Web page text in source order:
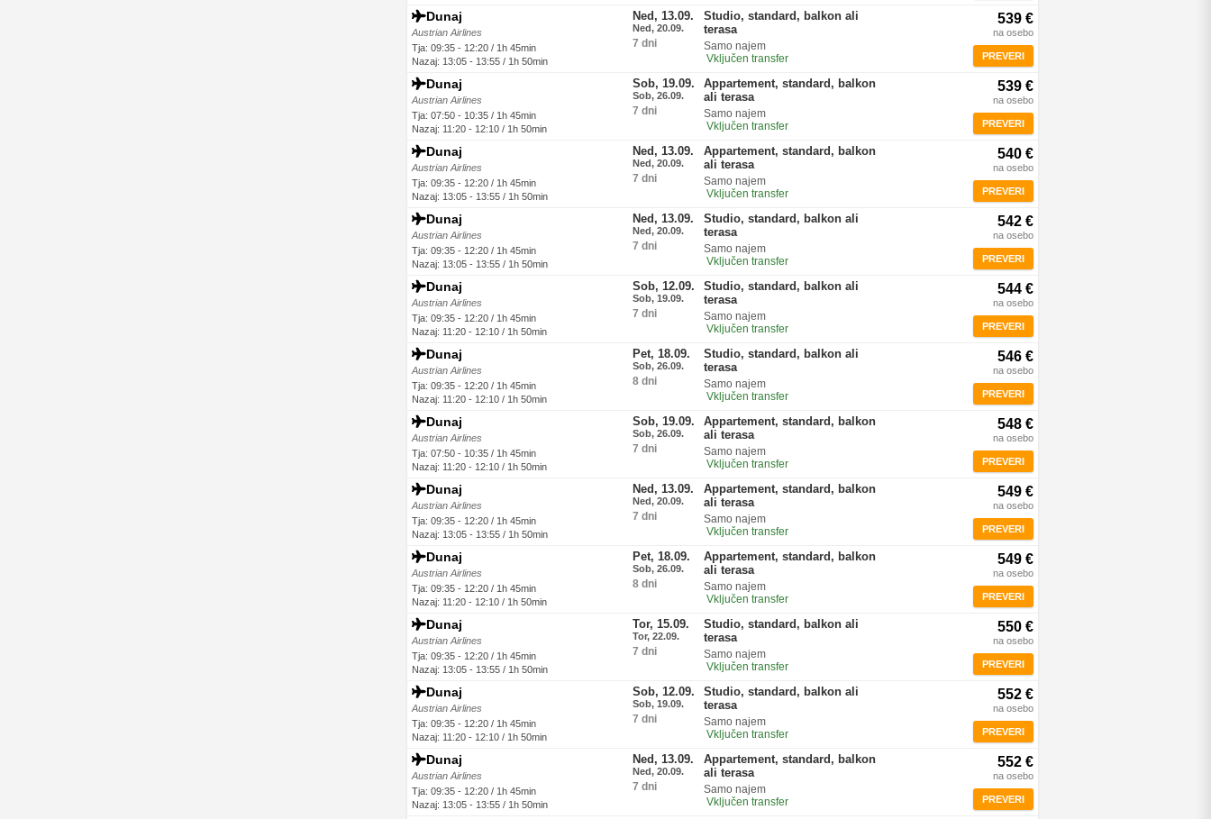
Dunaj
Austrian Airlines
Tja: 09:35 - 12:20 / 1h 45min
Nazaj: 13:05 - 13:55 / 1h 50min
Ned, 13.09.
Ned, 20.09.
7 dni
Studio, standard, balkon ali
terasa
Samo najem
Vključen transfer
539 €
na osebo
PREVERI
Dunaj
Austrian Airlines
Tja: 07:50 - 10:35 / 1h 45min
Nazaj: 11:20 - 12:10 / 1h 50min
Sob, 19.09.
Sob, 26.09.
7 dni
Appartement, standard, balkon
ali terasa
Samo najem
Vključen transfer
539 €
na osebo
PREVERI
Dunaj
Austrian Airlines
Tja: 09:35 - 12:20 / 1h 45min
Nazaj: 13:05 - 13:55 / 1h 50min
Ned, 13.09.
Ned, 20.09.
7 dni
Appartement, standard, balkon
ali terasa
Samo najem
Vključen transfer
540 €
na osebo
PREVERI
Dunaj
Austrian Airlines
Tja: 09:35 - 12:20 / 1h 45min
Nazaj: 13:05 - 13:55 / 1h 50min
Ned, 13.09.
Ned, 20.09.
7 dni
Studio, standard, balkon ali
terasa
Samo najem
Vključen transfer
542 €
na osebo
PREVERI
Dunaj
Austrian Airlines
Tja: 09:35 - 12:20 / 1h 45min
Nazaj: 11:20 - 12:10 / 1h 50min
Sob, 12.09.
Sob, 19.09.
7 dni
Studio, standard, balkon ali
terasa
Samo najem
Vključen transfer
544 €
na osebo
PREVERI
Dunaj
Austrian Airlines
Tja: 09:35 - 12:20 / 1h 45min
Nazaj: 11:20 - 12:10 / 1h 50min
Pet, 18.09.
Sob, 26.09.
8 dni
Studio, standard, balkon ali
terasa
Samo najem
Vključen transfer
546 €
na osebo
PREVERI
Dunaj
Austrian Airlines
Tja: 07:50 - 10:35 / 1h 45min
Nazaj: 11:20 - 12:10 / 1h 50min
Sob, 19.09.
Sob, 26.09.
7 dni
Appartement, standard, balkon
ali terasa
Samo najem
Vključen transfer
548 €
na osebo
PREVERI
Dunaj
Austrian Airlines
Tja: 09:35 - 12:20 / 1h 45min
Nazaj: 13:05 - 13:55 / 1h 50min
Ned, 13.09.
Ned, 20.09.
7 dni
Appartement, standard, balkon
ali terasa
Samo najem
Vključen transfer
549 €
na osebo
PREVERI
Dunaj
Austrian Airlines
Tja: 09:35 - 12:20 / 1h 45min
Nazaj: 11:20 - 12:10 / 1h 50min
Pet, 18.09.
Sob, 26.09.
8 dni
Appartement, standard, balkon
ali terasa
Samo najem
Vključen transfer
549 €
na osebo
PREVERI
Dunaj
Austrian Airlines
Tja: 09:35 - 12:20 / 1h 45min
Nazaj: 13:05 - 13:55 / 1h 50min
Tor, 15.09.
Tor, 22.09.
7 dni
Studio, standard, balkon ali
terasa
Samo najem
Vključen transfer
550 €
na osebo
PREVERI
Dunaj
Austrian Airlines
Tja: 09:35 - 12:20 / 1h 45min
Nazaj: 11:20 - 12:10 / 1h 50min
Sob, 12.09.
Sob, 19.09.
7 dni
Studio, standard, balkon ali
terasa
Samo najem
Vključen transfer
552 €
na osebo
PREVERI
Dunaj
Austrian Airlines
Tja: 09:35 - 12:20 / 1h 45min
Nazaj: 13:05 - 13:55 / 1h 50min
Ned, 13.09.
Ned, 20.09.
7 dni
Appartement, standard, balkon
ali terasa
Samo najem
Vključen transfer
552 €
na osebo
PREVERI